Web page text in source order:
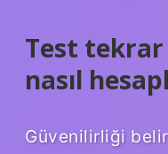
Test
nasıl
Güvenilirliği